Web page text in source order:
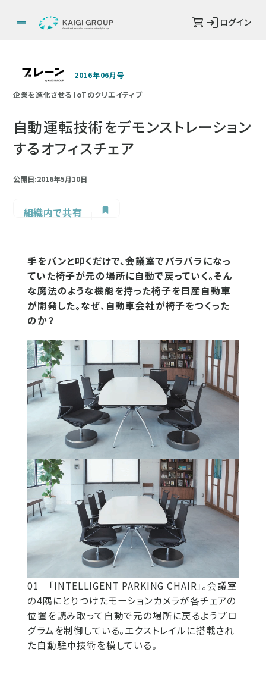
ログイン
2016年06月号
企業を進化させる IoTのクリエイティブ
自動運転技術をデモンストレーション
するオフィスチェア
公開日:2016年5月10日
組織内で共有
手をパンと叩くだけで、会議室でバラバラになっ
ていた椅子が元の場所に自動で戻っていく。そん
な魔法のような機能を持った椅子を日産自動車
が開発した。なぜ、自動車会社が椅子をつくった
のか？
01 「INTELLIGENT PARKING CHAIR」。会議室
の4隅にとりつけたモーションカメラが各チェアの
位置を読み取って自動で元の場所に戻るようプロ
グラムを制御している。エクストレイルに搭載され
た自動駐車技術を模している。